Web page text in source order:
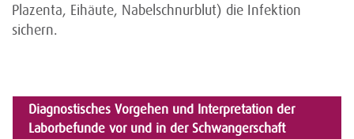
Plazenta, Eihäute, Nabelschnurblut) die Infektion
sichern.
Diagnostisches Vorgehen und Interpretation der
Laborbefunde vor und in der Schwangerschaft